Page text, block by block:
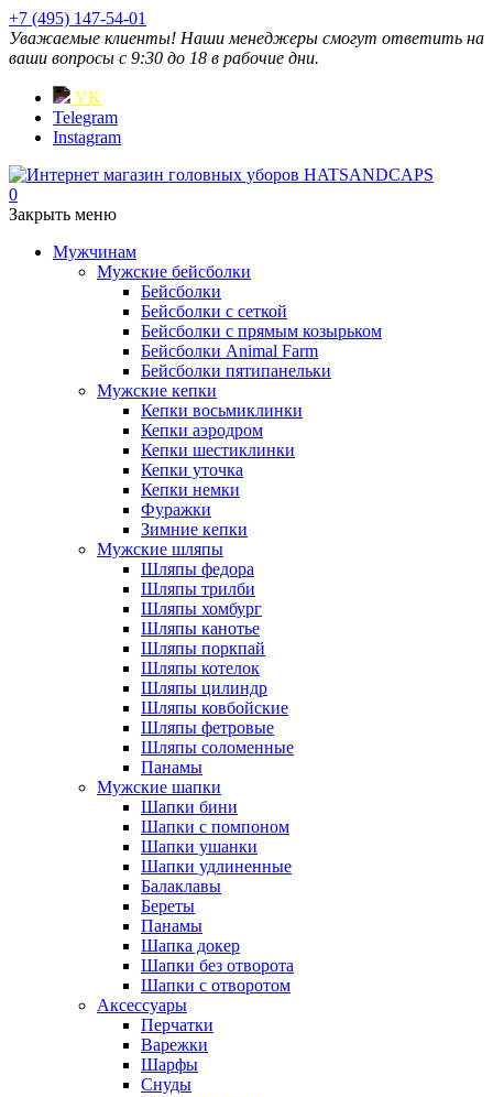
+7 (495) 147-54-01
Уважаемые клиенты! Наши менеджеры смогут ответить на
ваши вопросы с 9:30 до 18 в рабочие дни.
VK
Telegram
Instagram
0
Закрыть меню
Мужчинам
Мужские бейсболки
Бейсболки
Бейсболки с сеткой
Бейсболки с прямым козырьком
Бейсболки Animal Farm
Бейсболки пятипанельки
Мужские кепки
Кепки восьмиклинки
Кепки аэродром
Кепки шестиклинки
Кепки уточка
Кепки немки
Фуражки
Зимние кепки
Мужские шляпы
Шляпы федора
Шляпы трилби
Шляпы хомбург
Шляпы канотье
Шляпы поркпай
Шляпы котелок
Шляпы цилиндр
Шляпы ковбойские
Шляпы фетровые
Шляпы соломенные
Панамы
Мужские шапки
Шапки бини
Шапки с помпоном
Шапки ушанки
Шапки удлиненные
Балаклавы
Береты
Панамы
Шапка докер
Шапки без отворота
Шапки с отворотом
Аксессуары
Перчатки
Варежки
Шарфы
Снуды